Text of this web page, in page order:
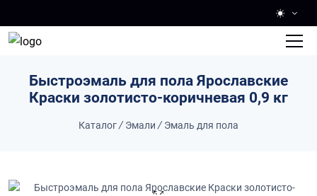
Быстроэмаль для пола Ярославские
Краски золотисто-коричневая 0,9 кг
Каталог/ Эмали / Эмаль для пола